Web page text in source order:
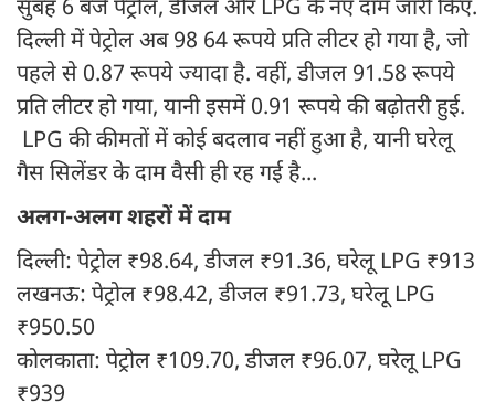
सुबह 6 बजे पेट्रोल, डीजल और LPG के नए दाम जारी किए.
दिल्ली में पेट्रोल अब 98 64 रूपये प्रति लीटर हो गया है, जो
पहले से 0.87 रूपये ज्यादा है. वहीं, डीजल 91.58 रूपये
प्रति लीटर हो गया, यानी इसमें 0.91 रूपये की बढ़ोतरी हुई.
LPG की कीमतों में कोई बदलाव नहीं हुआ है, यानी घरेलू
गैस सिलेंडर के दाम वैसी ही रह गई है...
अलग-अलग शहरों में दाम
दिल्ली: पेट्रोल ₹98.64, डीजल ₹91.36, घरेलू LPG ₹913
लखनऊ: पेट्रोल ₹98.42, डीजल ₹91.73, घरेलू LPG
₹950.50
कोलकाता: पेट्रोल ₹109.70, डीजल ₹96.07, घरेलू LPG
₹939